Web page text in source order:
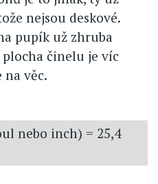
nejsou deskové.
pupík už zhruba
činelu je víc
na věc.
nebo inch) = 25,4